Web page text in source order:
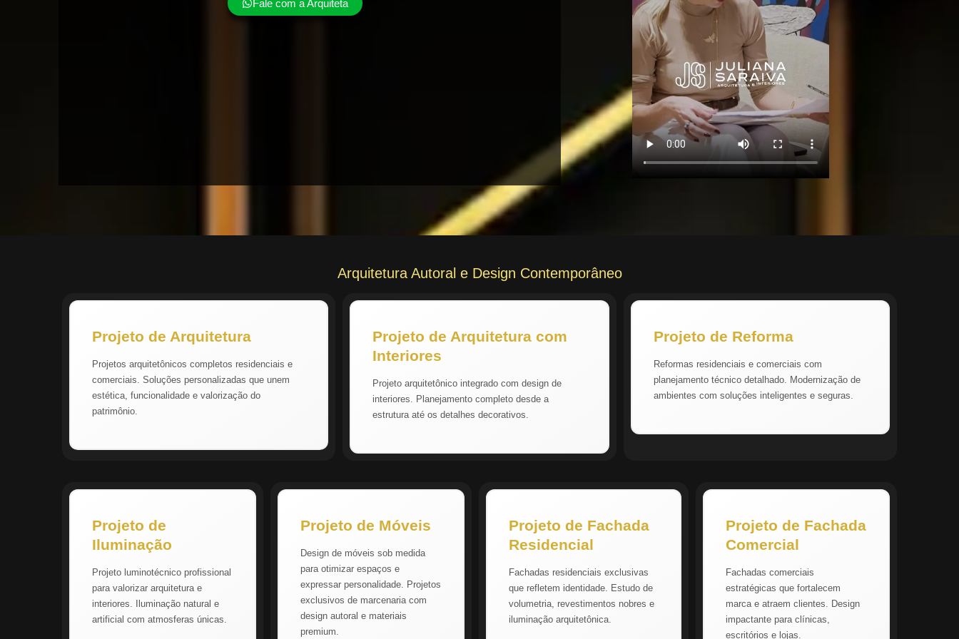
Fale com a Arquiteta
Arquitetura Autoral e Design Contemporâneo
Projeto de Arquitetura
Projetos arquitetônicos completos residenciais e
comerciais. Soluções personalizadas que unem
estética, funcionalidade e valorização do
patrimônio.
Projeto de Arquitetura com
Interiores
Projeto arquitetônico integrado com design de
interiores. Planejamento completo desde a
estrutura até os detalhes decorativos.
Projeto de Reforma
Reformas residenciais e comerciais com
planejamento técnico detalhado. Modernização de
ambientes com soluções inteligentes e seguras.
Projeto de
Iluminação
Projeto luminotécnico profissional
para valorizar arquitetura e
interiores. Iluminação natural e
artificial com atmosferas únicas.
Projeto de Móveis
Design de móveis sob medida
para otimizar espaços e
expressar personalidade. Projetos
exclusivos de marcenaria com
design autoral e materiais
premium.
Projeto de Fachada
Residencial
Fachadas residenciais exclusivas
que refletem identidade. Estudo de
volumetria, revestimentos nobres e
iluminação arquitetônica.
Projeto de Fachada
Comercial
Fachadas comerciais
estratégicas que fortalecem
marca e atraem clientes. Design
impactante para clínicas,
escritórios e lojas.